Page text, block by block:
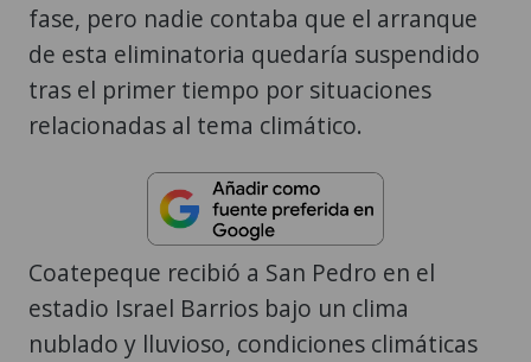
fase, pero nadie contaba que el arranque
de esta eliminatoria quedaría suspendido
tras el primer tiempo por situaciones
relacionadas al tema climático.
Coatepeque recibió a San Pedro en el
estadio Israel Barrios bajo un clima
nublado y lluvioso, condiciones climáticas